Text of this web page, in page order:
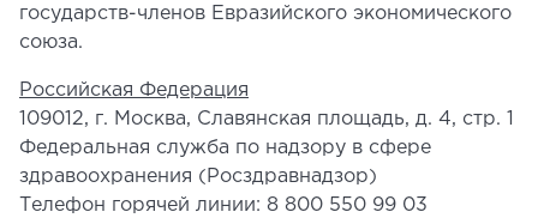
государств-членов Евразийского экономического
союза.
Российская Федерация
109012, г. Москва, Славянская площадь, д. 4, стр. 1
Федеральная служба по надзору в сфере
здравоохранения (Росздравнадзор)
Телефон горячей линии: 8 800 550 99 03